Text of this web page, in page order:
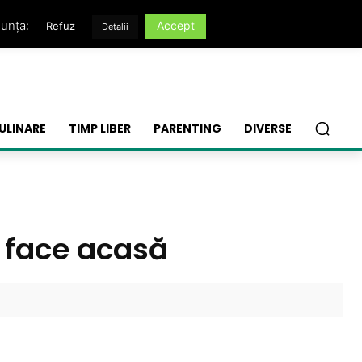
TIMP LIBER PARENTING DIVERSE
acasă
Refuz Detalii Accept